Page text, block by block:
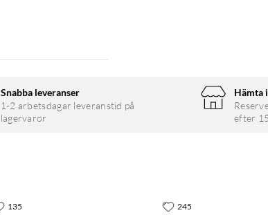
Snabba leveranser
1-2 arbetsdagar leveranstid på
lagervaror
Hämta
efter
135 245